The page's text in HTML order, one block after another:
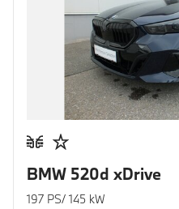
BMW 520d xDrive
197 PS/ 145 kW